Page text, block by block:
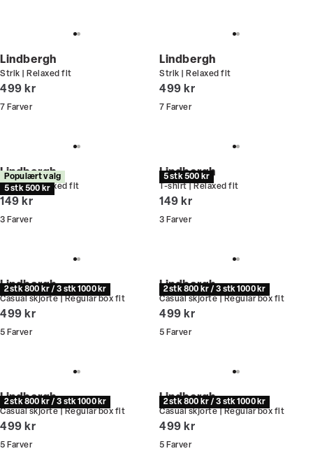
Lindbergh
Strik | Relaxed fit
I alt (inkl. rabat)
499 kr
7 Farver
Lindbergh
Strik | Relaxed fit
I alt (inkl. rabat)
499 kr
7 Farver
Populært valg
5 stk 500 kr
Lindbergh
T-shirt | Relaxed fit
I alt (inkl. rabat)
149 kr
3 Farver
5 stk 500 kr
Lindbergh
T-shirt | Relaxed fit
I alt (inkl. rabat)
149 kr
3 Farver
2 stk 800 kr / 3 stk 1000 kr
Lindbergh
Casual skjorte | Regular box fit
I alt (inkl. rabat)
499 kr
5 Farver
2 stk 800 kr / 3 stk 1000 kr
Lindbergh
Casual skjorte | Regular box fit
I alt (inkl. rabat)
499 kr
5 Farver
2 stk 800 kr / 3 stk 1000 kr
Lindbergh
Casual skjorte | Regular box fit
I alt (inkl. rabat)
499 kr
5 Farver
2 stk 800 kr / 3 stk 1000 kr
Lindbergh
Casual skjorte | Regular box fit
I alt (inkl. rabat)
499 kr
5 Farver